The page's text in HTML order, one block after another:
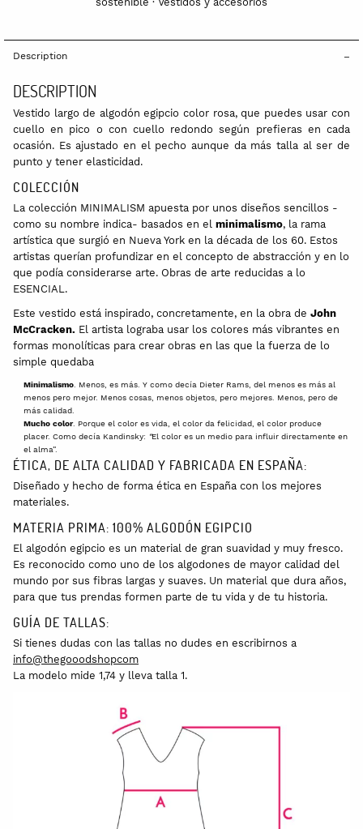
Description
DESCRIPTION
Vestido largo de algodón egipcio color rosa, que puedes usar con
cuello en pico o con cuello redondo según prefieras en cada
ocasión. Es ajustado en el pecho aunque da más talla al ser de
punto y tener elasticidad.
COLECCIÓN
La colección MINIMALISM apuesta por unos diseños sencillos -
como su nombre indica- basados en el minimalismo, la rama
artística que surgió en Nueva York en la década de los 60. Estos
artistas querían profundizar en el concepto de abstracción y en lo
que podía considerarse arte. Obras de arte reducidas a lo
ESENCIAL.
Este vestido está inspirado, concretamente, en la obra de John
McCracken. El artista lograba usar los colores más vibrantes en
formas monolíticas para crear obras en las que la fuerza de lo
simple quedaba
Minimalismo. Menos, es más. Y como decía Dieter Rams, del menos es más al
menos pero mejor. Menos cosas, menos objetos, pero mejores. Menos, pero de
más calidad.
Mucho color. Porque el color es vida, el color da felicidad, el color produce
placer. Como decía Kandinsky: “El color es un medio para influir directamente en
el alma”.
ÉTICA, DE ALTA CALIDAD Y FABRICADA EN ESPAÑA:
Diseñado y hecho de forma ética en España con los mejores
materiales.
MATERIA PRIMA: 100% ALGODÓN EGIPCIO
El algodón egipcio es un material de gran suavidad y muy fresco.
Es reconocido como uno de los algodones de mayor calidad del
mundo por sus fibras largas y suaves. Un material que dura años,
para que tus prendas formen parte de tu vida y de tu historia.
GUÍA DE TALLAS:
Si tienes dudas con las tallas no dudes en escribirnos a
info@thegooodshopcom
La modelo mide 1,74 y lleva talla 1.